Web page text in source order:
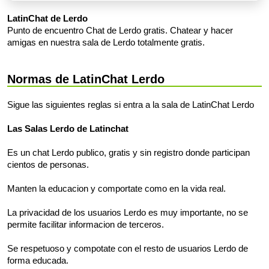
LatinChat de Lerdo
Punto de encuentro Chat de Lerdo gratis. Chatear y hacer
amigas en nuestra sala de Lerdo totalmente gratis.
Normas de LatinChat Lerdo
Sigue las siguientes reglas si entra a la sala de LatinChat Lerdo
Las Salas Lerdo de Latinchat
Es un chat Lerdo publico, gratis y sin registro donde participan
cientos de personas.
Manten la educacion y comportate como en la vida real.
La privacidad de los usuarios Lerdo es muy importante, no se
permite facilitar informacion de terceros.
Se respetuoso y compotate con el resto de usuarios Lerdo de
forma educada.